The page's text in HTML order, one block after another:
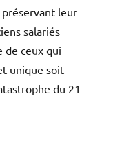
leur
salariés
de ceux qui
unique soit
du 21